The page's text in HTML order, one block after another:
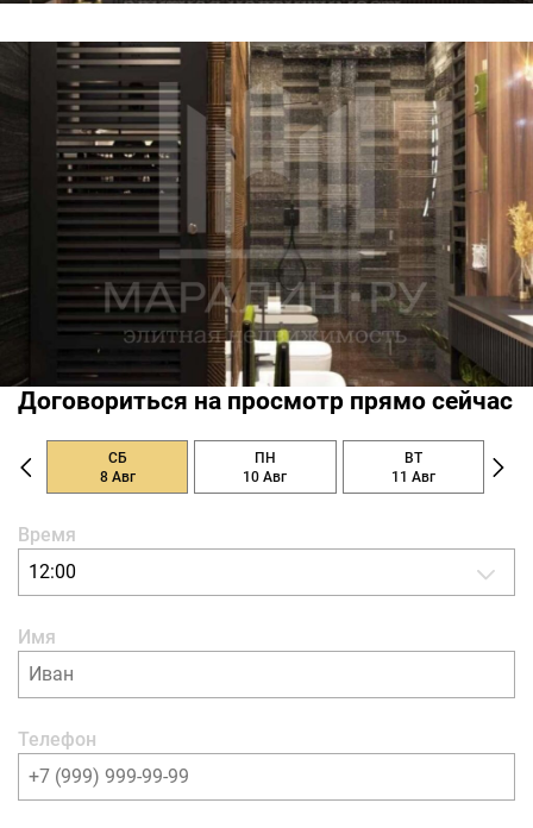
Договориться на просмотр прямо сейчас
СБ
8 Авг
ПН
10 Авг
ВТ
11 Авг
Время
12:00
Имя
Телефон